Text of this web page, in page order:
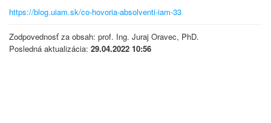
https://blog.uiam.sk/co-hovoria-absolventi-iam-33
Zodpovednosť za obsah: prof. Ing. Juraj Oravec, PhD.
Posledná aktualizácia: 29.04.2022 10:56